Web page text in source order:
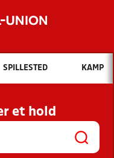
Hvad vil du søge efter?
OG NYHEDER
KLUBBER OG
SPILLESTED KAMP
et hold